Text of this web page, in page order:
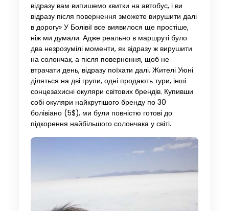
відразу вам випишемо квитки на автобус, і ви
відразу після повернення зможете вирушити далі
в дорогу» У Болівії все виявилося ще простіше,
ніж ми думали. Адже реально в маршруті було
два незрозумілі моменти, як відразу ж вирушити
на солончак, а після повернення, щоб не
втрачати день, відразу поїхати далі. Жителі Уюні
діляться на дві групи, одні продають тури, інші
сонцезахисні окуляри світових брендів. Купивши
собі окуляри найкрутішого бренду по 30
болівіано (5$), ми були повністю готові до
підкорення найбільшого солончака у світі.